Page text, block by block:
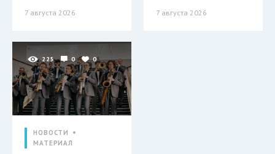
7 августа 2026 7 августа 2026
225 0 0
НОВОСТИ
МАТЕРИАЛ